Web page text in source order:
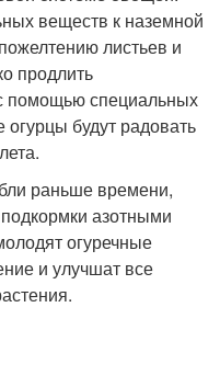
веществ к наземной
листьев и
продлить
помощью специальных
будут радовать
раньше времени,
азотными
огуречные
и улучшат все